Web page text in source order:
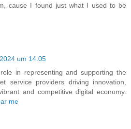
cause I found just what I used to be
um 14:05
in representing and supporting the
service providers driving innovation,
and competitive digital economy.
me